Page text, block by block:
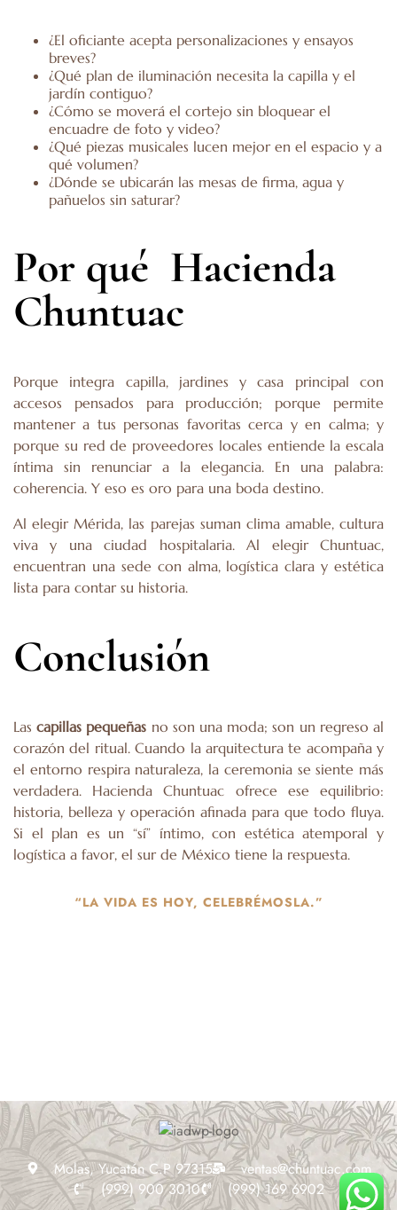
¿El oficiante acepta personalizaciones y ensayos
breves?
¿Qué plan de iluminación necesita la capilla y el
jardín contiguo?
¿Cómo se moverá el cortejo sin bloquear el
encuadre de foto y video?
¿Qué piezas musicales lucen mejor en el espacio y a
qué volumen?
¿Dónde se ubicarán las mesas de firma, agua y
pañuelos sin saturar?
Por qué Hacienda
Chuntuac
Porque integra capilla, jardines y casa principal con
accesos pensados para producción; porque permite
mantener a tus personas favoritas cerca y en calma; y
porque su red de proveedores locales entiende la escala
íntima sin renunciar a la elegancia. En una palabra:
coherencia. Y eso es oro para una boda destino.
Al elegir Mérida, las parejas suman clima amable, cultura
viva y una ciudad hospitalaria. Al elegir Chuntuac,
encuentran una sede con alma, logística clara y estética
lista para contar su historia.
Conclusión
Lascapillas pequeñas no son una moda; son un regreso al
corazón del ritual. Cuando la arquitectura te acompaña y
el entorno respira naturaleza, la ceremonia se siente más
verdadera. Hacienda Chuntuac ofrece ese equilibrio:
historia, belleza y operación afinada para que todo fluya.
Si el plan es un “sí” íntimo, con estética atemporal y
logística a favor, el sur de México tiene la respuesta.
“LA VIDA ES HOY, CELEBRÉMOSLA.”
Molas, Yucatán C.P 97315
ventas@chuntuac.com
(999) 900 3010
(999) 169 6902